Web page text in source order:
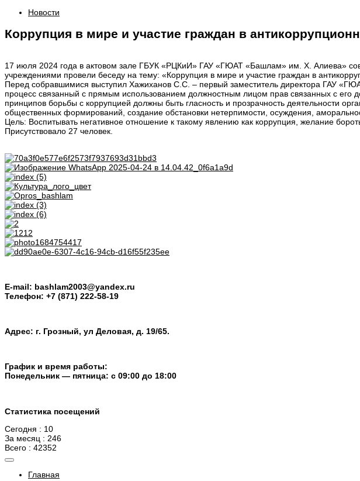
Новости
Коррупция в мире и участие граждан в
17 июля 2024 года в актовом зале ГБУК «РЦКиИ» ГАУ «ГЮАТ «Башлам» им. Х. Алиева»
учреждениями провели беседу на тему: «Коррупция в мире и участие граждан в
Перед собравшимися выступил Хажиханов С.С. – первый заместитель директора ГАУ
процесс связанный с прямым использованием должностным лицом прав связанных с его
принципов борьбы с коррупцией должны быть гласность и прозрачность деятельности
общественных формирований, создание обстановки нетерпимости, осуждения,
Цель: Воспитывать негативное отношение к такому явлению как коррупция, желание
Присутствовало 27 человек.
E-mail: bashlam2003@yandex.ru
Телефон: +7 (871) 222-58-19
Адрес: г. Грозный, ул Деловая, д. 19/65.
График и время работы:
Понедельник — пятница: с 09:00 до 18:00
Статистика посещений
Сегодня : 10
За месяц : 246
Всего : 42352
Главная